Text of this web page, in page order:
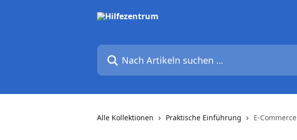
Nach Artikeln suchen …
Alle Kollektionen Praktische Einführung E-Commerce